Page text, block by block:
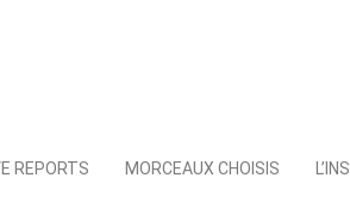
REPORTS MORCEAUX CHOISIS